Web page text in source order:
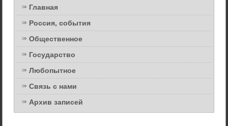
Главная
Россия, события
Общественное
Государство
Любопытное
Связь с нами
Архив записей